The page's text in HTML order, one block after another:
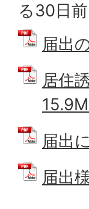
る30日
届出
居住
届出
届出